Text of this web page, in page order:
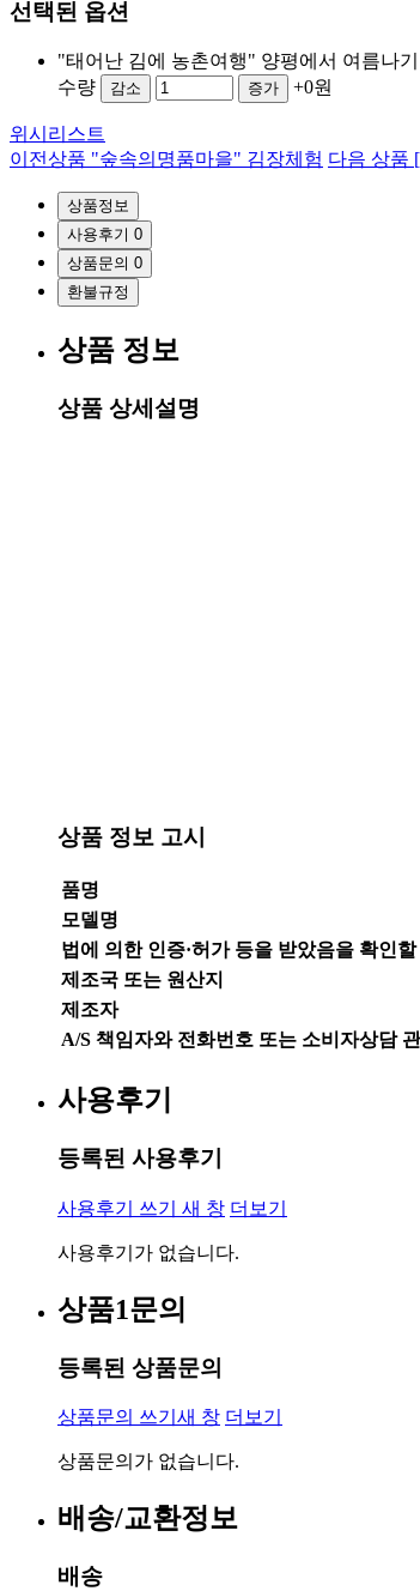
선택된 옵션
"태어난 김에 농촌여행" 양평에서 여름나
수량
감소 증가 +0원
위시리스트
이전상품 "숲속의명품마을" 김장체험 다음 상품
상품정보
사용후기 0
상품문의 0
환불규정
상품 정보
상품 상세설명
상품 정보 고시
품명
모델명
법에 의한 인증·허가 등을 받았음을 확인
제조국 또는 원산지
제조자
A/S 책임자와 전화번호 또는 소비자상담
사용후기
등록된 사용후기
사용후기 쓰기 새 창 더보기
사용후기가 없습니다.
상품1문의
등록된 상품문의
상품문의 쓰기 새 창 더보기
상품문의가 없습니다.
배송/교환정보
배송